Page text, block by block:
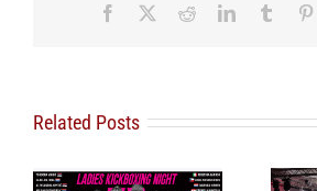
Facebook RedditLinkedInTumblr
Related Posts